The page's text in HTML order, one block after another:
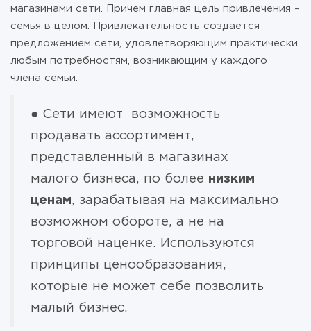
магазинами сети. Причем главная цель привлечения –
семья в целом. Привлекательность создается
предложением сети, удовлетворяющим практически
любым потребностям, возникающим у каждого
члена семьи.
● Сети имеют возможность
продавать ассортимент,
представленный в магазинах
малого бизнеса, по более низким
ценам, зарабатывая на максимально
возможном обороте, а не на
торговой наценке. Используются
принципы ценообразования,
которые не может себе позволить
малый бизнес.